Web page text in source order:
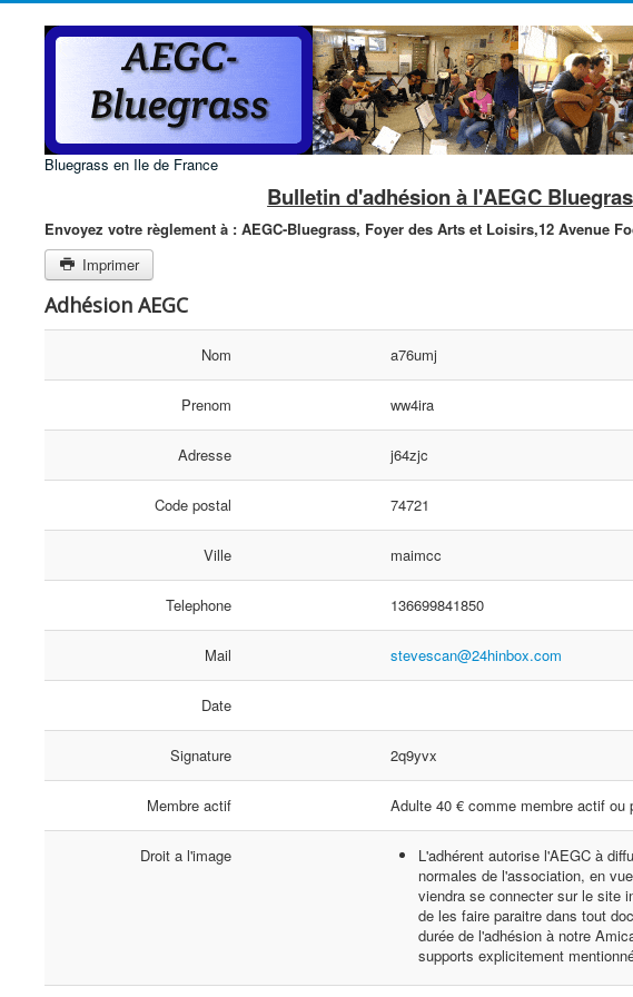
Bluegrass en Ile de France
Bulletin d'adhésion à l'AEGC
Envoyez votre règlement à : AEGC-Bluegrass, Foyer des Arts et Loisirs,12 Avenue
Imprimer
Adhésion AEGC
Nom a76umj
Prenom ww4ira
Adresse j64zjc
Code postal 74721
Ville maimcc
Telephone 136699841850
Mail stevescan@24hinbox.com
Date
Signature 2q9yvx
Membre actif Adulte 40 € comme membre actif
Droit a l'image
L'adhérent autorise l'AEGC à
normales de l'association, en
viendra se connecter sur le site
de les faire paraitre dans tout
durée de l'adhésion à notre
supports explicitement